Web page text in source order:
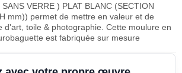
VERRE ) PLAT BLANC (SECTION
mm)) permet de mettre en valeur et de
toile & photographie. Cette moulure en
est fabriquée sur mesure